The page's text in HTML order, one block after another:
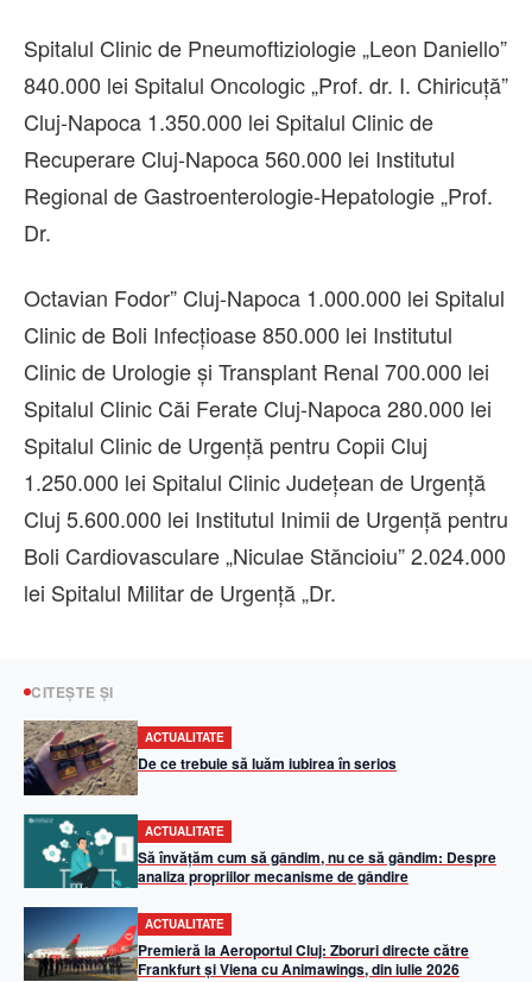
Spitalul Clinic de Pneumoftiziologie „Leon Daniello”
840.000 lei Spitalul Oncologic „Prof. dr. I. Chiricuță”
Cluj-Napoca 1.350.000 lei Spitalul Clinic de
Recuperare Cluj-Napoca 560.000 lei Institutul
Regional de Gastroenterologie-Hepatologie „Prof.
Dr.
Octavian Fodor” Cluj-Napoca 1.000.000 lei Spitalul
Clinic de Boli Infecțioase 850.000 lei Institutul
Clinic de Urologie și Transplant Renal 700.000 lei
Spitalul Clinic Căi Ferate Cluj-Napoca 280.000 lei
Spitalul Clinic de Urgență pentru Copii Cluj
1.250.000 lei Spitalul Clinic Județean de Urgență
Cluj 5.600.000 lei Institutul Inimii de Urgență pentru
Boli Cardiovasculare „Niculae Stăncioiu” 2.024.000
lei Spitalul Militar de Urgenţă „Dr.
CITEȘTE ȘI
ACTUALITATE
De ce trebuie să luăm iubirea în serios
ACTUALITATE
Să învățăm cum să gândim, nu ce să gândim: Despre
analiza propriilor mecanisme de gândire
ACTUALITATE
Premieră la Aeroportul Cluj: Zboruri directe către
Frankfurt și Viena cu Animawings, din iulie 2026